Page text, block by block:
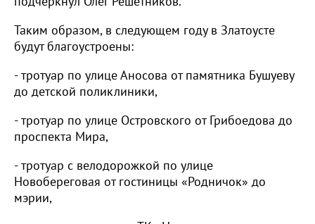
Таким образом, в следующем году в Златоусте
будут благоустроены:
- тротуар по улице Аносова от памятника Бушуеву
до детской поликлиники,
- тротуар по улице Островского от Грибоедова до
проспекта Мира,
- тротуар с велодорожкой по улице
Новобереговая от гостиницы «Родничок» до
мэрии,